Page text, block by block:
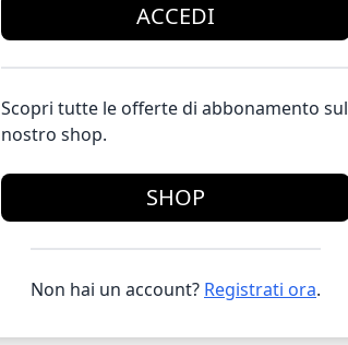
ACCEDI
Scopri tutte le offerte di abbonamento sul
nostro shop.
SHOP
Non hai un account? Registrati ora.